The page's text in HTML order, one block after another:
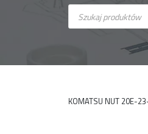
Wyszukiwarka
produktów
KOMATSU NUT 20E-